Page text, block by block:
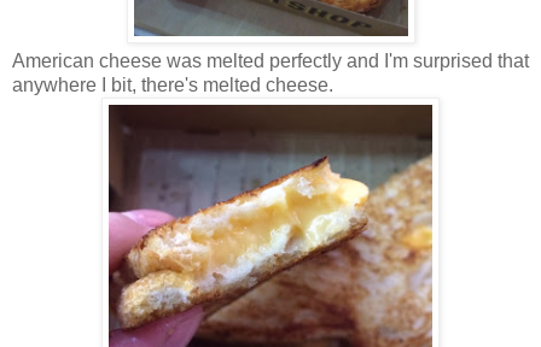
American cheese was melted perfectly and I'm surprised that
anywhere I bit, there's melted cheese.